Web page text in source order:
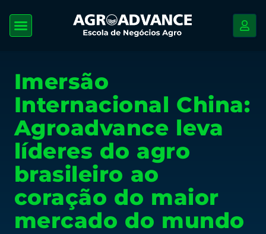
Imersão
Internacional China:
Agroadvance leva
líderes do agro
brasileiro ao
coração do maior
mercado do mundo